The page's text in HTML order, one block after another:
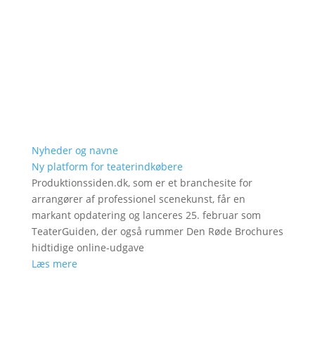
Nyheder og navne
Ny platform for teaterindkøbere
Produktionssiden.dk, som er et branchesite for
arrangører af professionel scenekunst, får en
markant opdatering og lanceres 25. februar som
TeaterGuiden, der også rummer Den Røde Brochures
hidtidige online-udgave
Læs mere